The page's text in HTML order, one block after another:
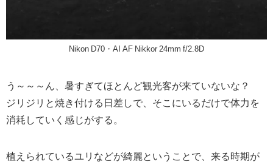
Nikon D70・AI AF Nikkor 24mm f/2.8D
う～～～ん、暑すぎてほとんど観光客が来ていないな？
ジリジリと焼き付ける日差しで、そこにいるだけで体力を
消耗していく感じがする。
植えられているユリなどが綺麗ということで、来る時期が